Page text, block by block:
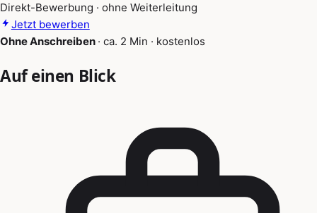
Direkt-Bewerbung · ohne Weiterleitung
Jetzt bewerben
Ohne Anschreiben · ca. 2 Min · kostenlos
Auf einen Blick